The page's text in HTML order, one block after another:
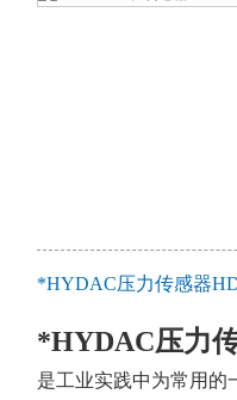
*HYDAC压力传感器
*HYDAC压力
是工业实践中为常用的